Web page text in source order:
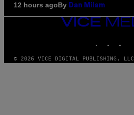
12 hours agoBy Dan Milam
VICE
MEDIA
© 2026 VICE DIGITAL PUBLISHING, LLC